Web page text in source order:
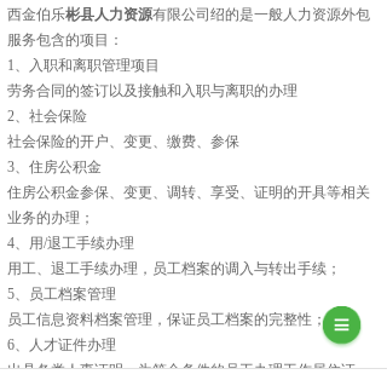
西金伯乐彬县人力资源有限公司绍的是一般人力资源外包
服务包含的项目：
1、入职和离职管理项目
劳务合同的签订以及接触和入职与离职的办理
2、社会保险
社会保险的开户、变更、缴费、参保
3、住房公积金
住房公积金参保、变更、调转、享受、证明的开具等相关
业务的办理；
4、用/退工手续办理
用工、退工手续办理，员工档案的调入与转出手续；
5、员工档案管理
员工信息资料档案管理，保证员工档案的完整性；
6、人才证件办理
出具各类人事证明、为符合条件的员工办理工作居住证